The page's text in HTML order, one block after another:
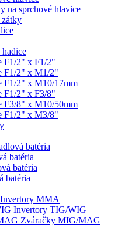
na sprchové hlavice
hadice
F1/2" x F1/2"
F1/2" x M1/2"
F1/2" x M10/17mm
F1/2" x F3/8"
F3/8" x M10/50mm
F1/2" x M3/8"
batéria
batéria
batéria
batéria
Invertory MMA
Invertory TIG/WIG
Zváračky MIG/MAG